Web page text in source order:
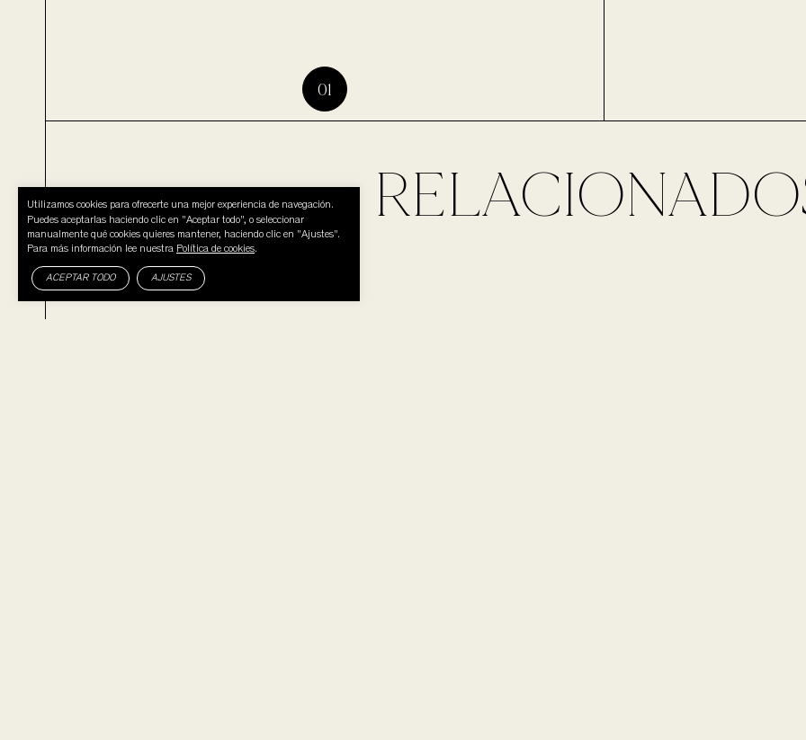
Utilizamos cookies para ofrecerte una mejor experiencia de navegación.
Puedes aceptarlas haciendo clic en "Aceptar todo", o seleccionar
manualmente qué cookies quieres mantener, haciendo clic en "Ajustes".
Para más información lee nuestra Política de cookies.
ACEPTAR TODO AJUSTES